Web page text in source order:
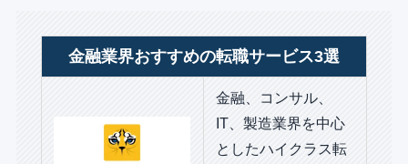
金融業界おすすめの転職サービス3選
金融、コンサル、
IT、製造業界を中心
としたハイクラス転